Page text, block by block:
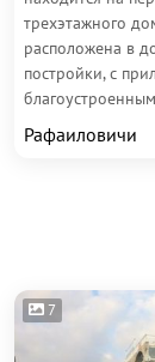
трехэтажного
расположена в
постройки, с
барбекю) из...
Рафаиловичи
7